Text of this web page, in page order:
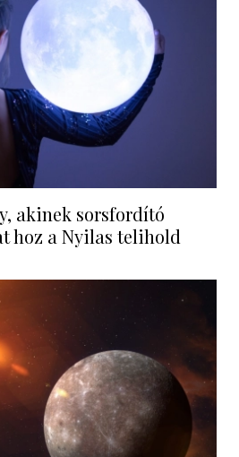
akinek sorsfordító
hoz a Nyilas telihold